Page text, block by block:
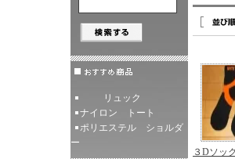
リュック
ナイロン トート
ポリエステル ショルダ
ー
３Dソッ